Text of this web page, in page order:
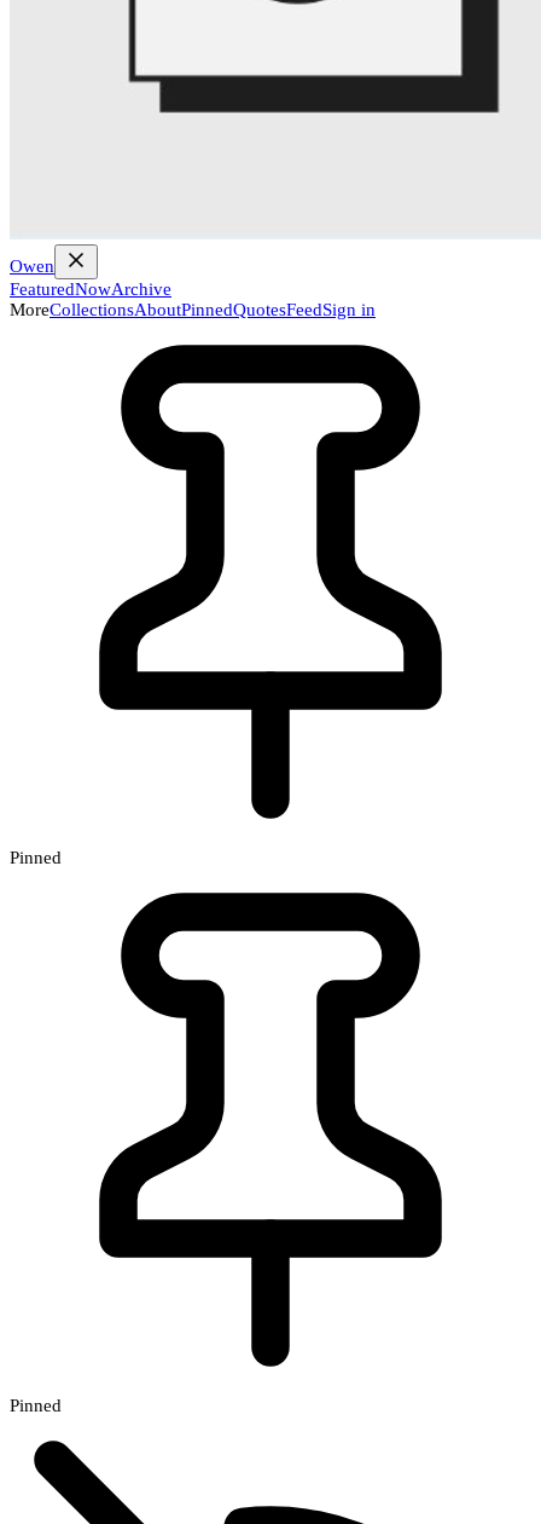
Owen
FeaturedNowArchive
MoreCollectionsAboutPinnedQuotesFeedSign in
Pinned
Pinned